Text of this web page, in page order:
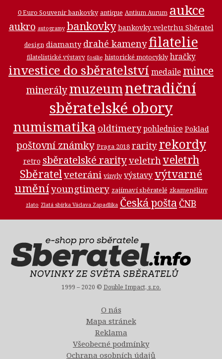
0 Euro Souvenir bankovky antique Antium Aurum aukce
aukro autogramy bankovky bankovky veletrhu Sběratel
design diamanty drahé kamenyfilatelie
filatelistické výstavy fosilie historické motocykly hračky
investice do sběratelství medaile mince
minerálymuzeumnetradiční
sběratelské obory
numismatika oldtimery pohlednice Poklad
poštovní známky Praga 2018 rarity rekordy
retro sběratelské rarityveletrhveletrh
Sběratelveteráni vinyly výstavyvýtvarné
uměníyoungtimery zajímaví sběratelé zkameněliny
zlato Zlatá sbírka Václava Zapadlíka Česká pošta ČNB
1999 – 2020 © Double Impact, s.r.o.
O nás
Mapa stránek
Reklama
Všeobecné podmínky
Ochrana osobních údajů